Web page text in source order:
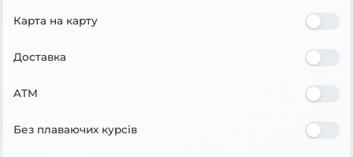
Карта на карту
Доставка
ATM
Без плаваючих курсів